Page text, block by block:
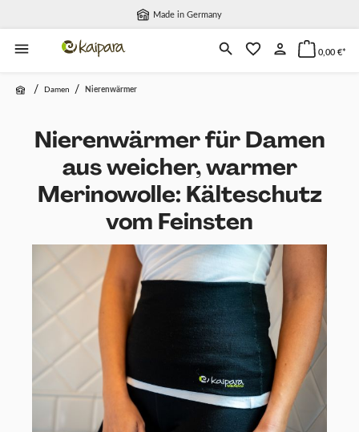
Made in Germany
0,00 €*
/ Damen / Nierenwärmer
Nierenwärmer für Damen
aus weicher, warmer
Merinowolle: Kälteschutz
vom Feinsten